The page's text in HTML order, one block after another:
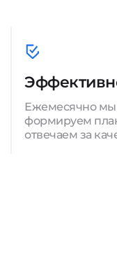
Ежемесячно мы
формируем
отвечаем за